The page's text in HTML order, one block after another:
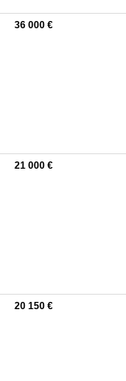
36 000 €
21 000 €
20 150 €